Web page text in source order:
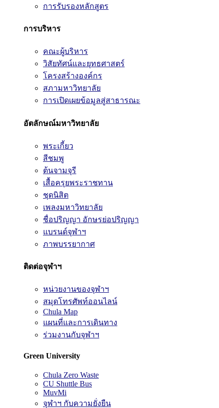
การรับรองหลักสูตร
การบริหาร
คณะผู้บริหาร
วิสัยทัศน์และยุทธศาสตร์
โครงสร้างองค์กร
สภามหาวิทยาลัย
การเปิดเผยข้อมูลสู่สาธารณะ
อัตลักษณ์มหาวิทยาลัย
พระเกี้ยว
สีชมพู
ต้นจามจุรี
เสื้อครุยพระราชทาน
ชุดนิสิต
เพลงมหาวิทยาลัย
ชื่อปริญญา อักษรย่อปริญญา
แบรนด์จุฬาฯ
ภาพบรรยากาศ
ติดต่อจุฬาฯ
หน่วยงานของจุฬาฯ
สมุดโทรศัพท์ออนไลน์
Chula Map
แผนที่และการเดินทาง
ร่วมงานกับจุฬาฯ
Green University
Chula Zero Waste
CU Shuttle Bus
MuvMi
จุฬาฯ กับความยั่งยืน